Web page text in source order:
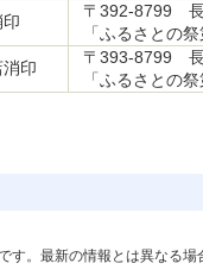
〒392-8799
「ふるさとの
印
〒393-8799 長
「ふるさとの
す。最新の情報とは異なる